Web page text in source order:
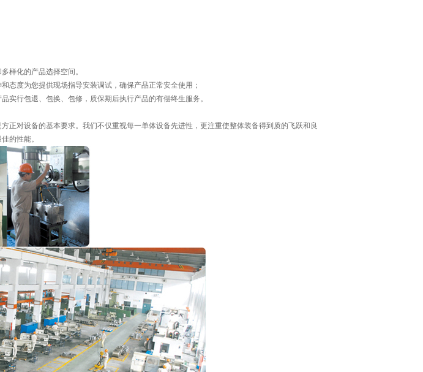
样化的产品选择空间。
态度为您提供现场指导安装调试，确保产品正常安全使用；
实行包退、包换、包修，质保期后执行产品的有偿终生服务。
正对设备的基本要求。我们不仅重视每一单体设备先进性，更注重使整体装备得到质的飞跃和良
的性能。